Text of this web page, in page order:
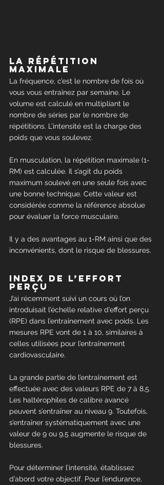
La répétition
maximale
La fréquence, c’est le nombre de fois où
vous vous entraînez par semaine. Le
volume est calculé en multipliant le
nombre de séries par le nombre de
répétitions. L’intensité est la charge des
poids que vous soulevez.
En musculation, la répétition maximale (1-
RM) est calculée. Il s’agit du poids
maximum soulevé en une seule fois avec
une bonne technique. Cette valeur est
considérée comme la référence absolue
pour évaluer la force musculaire.
Il y a des avantages au 1-RM ainsi que des
inconvénients, dont le risque de blessures.
Index de l’effort
perçu
J’ai récemment suivi un cours où l’on
introduisait l’échelle relative d’effort perçu
(RPE) dans l’entraînement avec poids. Les
mesures RPE vont de 1 à 10, similaires à
celles utilisées pour l’entraînement
cardiovasculaire.
La grande partie de l’entraînement est
effectuée avec des valeurs RPE de 7 à 8,5.
Les haltérophiles de calibre avancé
peuvent s’entraîner au niveau 9. Toutefois,
s’entraîner systématiquement avec une
valeur de 9 ou 9,5 augmente le risque de
blessures.
Pour déterminer l’intensité, établissez
d’abord votre objectif. Pour l’endurance,